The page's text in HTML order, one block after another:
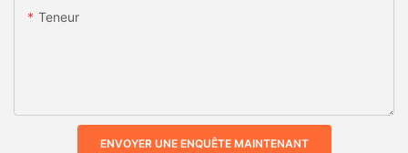
Teneur
ENVOYER UNE ENQUÊTE MAINTENANT